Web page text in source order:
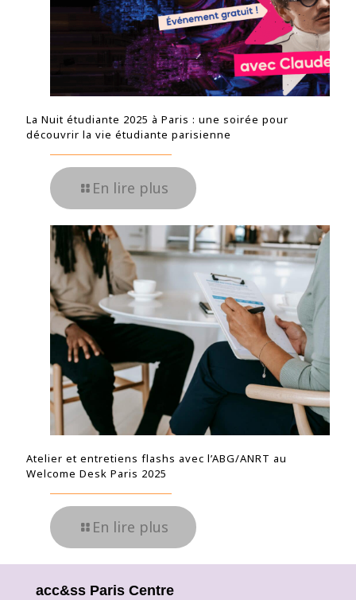
La Nuit étudiante 2025 à Paris : une soirée pour
découvrir la vie étudiante parisienne
En lire plus
Atelier et entretiens flashs avec l’ABG/ANRT au
Welcome Desk Paris 2025
En lire plus
acc&ss Paris Centre